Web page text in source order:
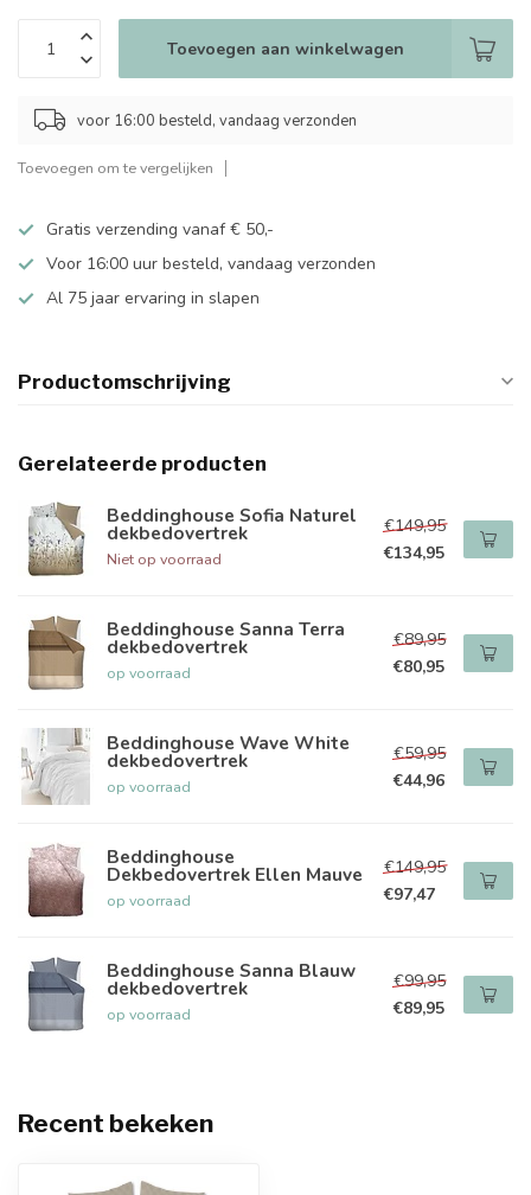
Toevoegen aan winkelwagen
voor 16:00 besteld, vandaag verzonden
Toevoegen om te vergelijken
Gratis verzending vanaf € 50,-
Voor 16:00 uur besteld, vandaag verzonden
Al 75 jaar ervaring in slapen
Productomschrijving
Gerelateerde producten
Beddinghouse Sofia Naturel
dekbedovertrek
Niet op voorraad
€149,95
€134,95
Beddinghouse Sanna Terra
dekbedovertrek
op voorraad
€89,95
€80,95
Beddinghouse Wave White
dekbedovertrek
op voorraad
€59,95
€44,96
Beddinghouse
Dekbedovertrek Ellen Mauve
op voorraad
€149,95
€97,47
Beddinghouse Sanna Blauw
dekbedovertrek
op voorraad
€99,95
€89,95
Recent bekeken